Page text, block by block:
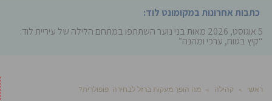
כתבות אחרונות במקומונט לוד:
5 אוגוסט, 2026
מאות בני נוער השתתפו במתחם הלילה של עיריית לוד:
“קיץ בטוח, ערכי ומהנה”
ראשי » קהילה » מה הופך מעקות ברזל לבחירה פופולרית?